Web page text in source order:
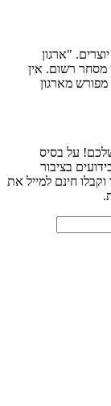
"ארגון
מסחר רשום. אין
מארגון
על בסיס
בציבור
חינם למייל את